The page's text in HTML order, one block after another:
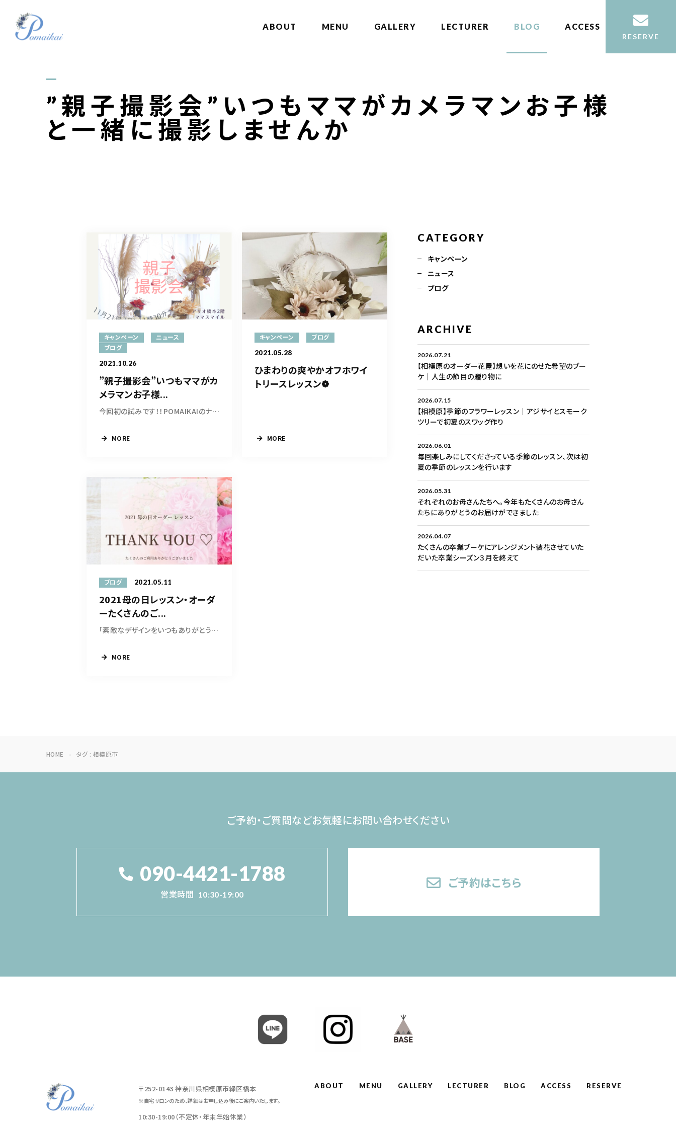
ABOUT MENU GALLERY LECTURER BLOG ACCESS
RESERVE
”親子撮影会”いつもママがカメラマンお子様
と一緒に撮影しませんか
キャンペーン
ニュース
ブログ
2021.10.26
”親子撮影会”いつもママがカ
メラマンお子様...
今回初の試みです！！POMAIKAIのナチュラルなお...
MORE
キャンペーン ブログ
2021.05.28
ひまわりの爽やかオフホワイ
トリースレッスン❁
MORE
ブログ 2021.05.11
2021母の日レッスン・オーダ
ーたくさんのご...
「素敵なデザインをいつもありがとうございます...
MORE
CATEGORY
キャンペーン
ニュース
ブログ
ARCHIVE
2026.07.21
【相模原のオーダー花屋】想いを花にのせた希望のブー
ケ｜人生の節目の贈り物に
2026.07.15
【相模原】季節のフラワーレッスン｜アジサイとスモーク
ツリーで初夏のスワッグ作り
2026.06.01
毎回楽しみにしてくださっている季節のレッスン、次は初
夏の季節のレッスンを行います
2026.05.31
それぞれのお母さんたちへ。今年もたくさんのお母さん
たちにありがとうのお届けができました
2026.04.07
たくさんの卒業ブーケにアレンジメント装花させていた
だいた卒業シーズン３月を終えて
HOME タグ : 相模原市
ご予約・ご質問などお気軽にお問い合わせください
090-4421-1788
営業時間 10:30-19:00
ご予約はこちら
〒252-0143 神奈川県相模原市緑区橋本
※自宅サロンのため、詳細はお申し込み後にご案内いたします。
10:30-19:00（不定休・年末年始休業）
ABOUT MENU GALLERY LECTURER BLOG ACCESS RESERVE